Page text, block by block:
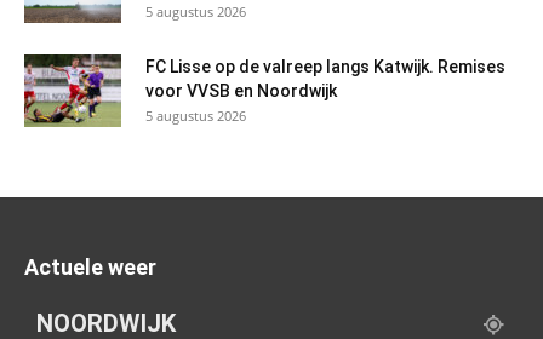
5 augustus 2026
FC Lisse op de valreep langs Katwijk. Remises
voor VVSB en Noordwijk
5 augustus 2026
Actuele weer
NOORDWIJK